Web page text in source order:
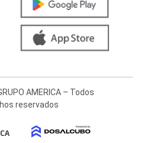
AMERICA – Todos
reservados